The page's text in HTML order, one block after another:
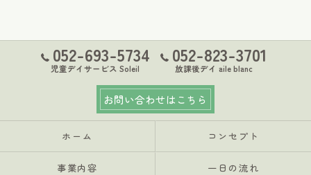
052-693-5734
児童デイサービス Soleil
052-823-3701
放課後デイ aile blanc
お問い合わせはこちら
ホーム コンセプト
事業内容 一日の流れ